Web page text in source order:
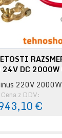
24V DC
220V 2000W
Cena z DDV:
€